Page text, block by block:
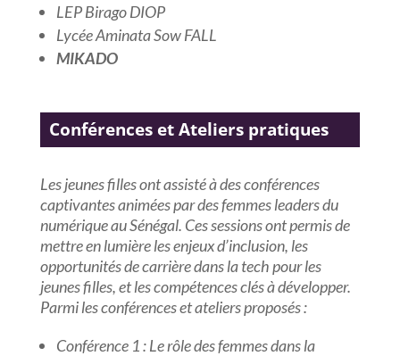
LEP Birago DIOP
Lycée Aminata Sow FALL
MIKADO
Conférences et Ateliers pratiques
Les jeunes filles ont assisté à des conférences
captivantes animées par des femmes leaders du
numérique au Sénégal. Ces sessions ont permis de
mettre en lumière les enjeux d’inclusion, les
opportunités de carrière dans la tech pour les
jeunes filles, et les compétences clés à développer.
Parmi les conférences et ateliers proposés :
Conférence 1 : Le rôle des femmes dans la